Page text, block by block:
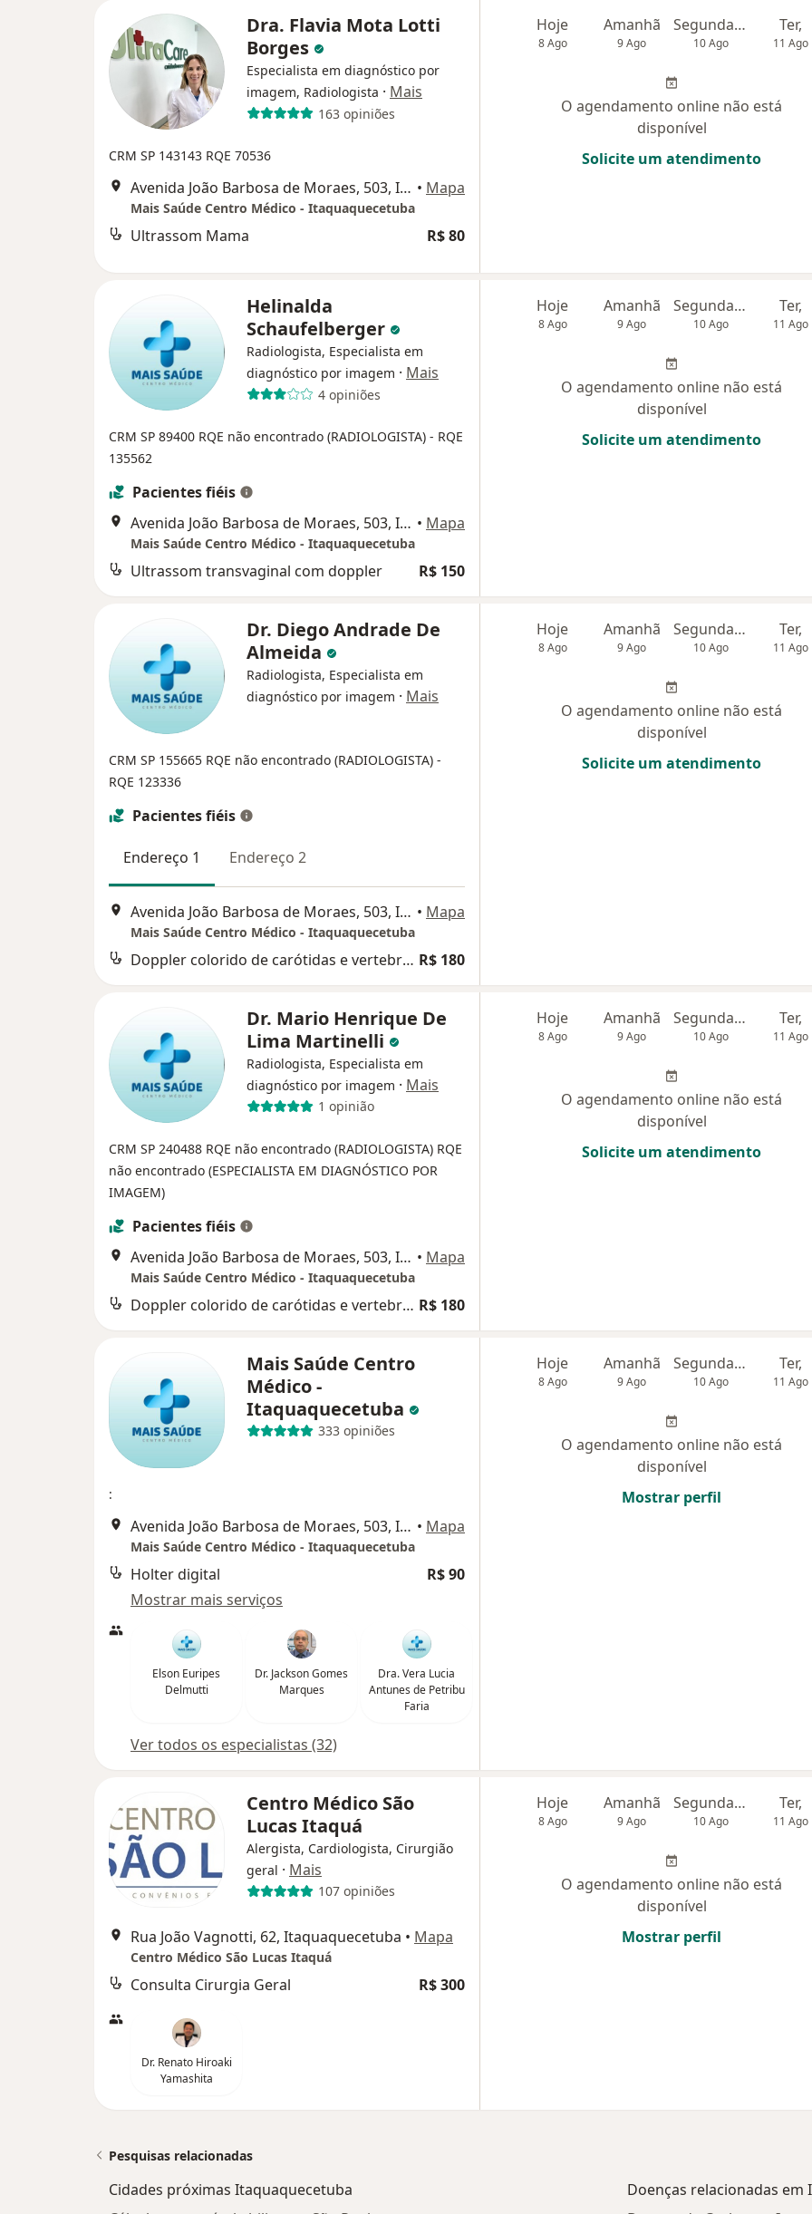
Dra. Flavia Mota Lotti
Borges
Especialista em diagnóstico por
imagem, Radiologista · Mais
163 opiniões
CRM SP 143143 RQE 70536
Avenida João Barbosa de Moraes, 503, Itaquaquecetuba • Mapa
Mais Saúde Centro Médico - Itaquaquecetuba
Ultrassom Mama R$ 80
Hoje
8 Ago
Amanhã
9 Ago
Segunda-feira
10 Ago
Ter,
11 Ago
O agendamento online não está
disponível
Solicite um atendimento
Helinalda
Schaufelberger
Radiologista, Especialista em
diagnóstico por imagem · Mais
4 opiniões
CRM SP 89400 RQE não encontrado (RADIOLOGISTA) - RQE
135562
Pacientes fiéis
Avenida João Barbosa de Moraes, 503, Itaquaquecetuba • Mapa
Mais Saúde Centro Médico - Itaquaquecetuba
Ultrassom transvaginal com doppler R$ 150
Hoje
8 Ago
Amanhã
9 Ago
Segunda-feira
10 Ago
Ter,
11 Ago
O agendamento online não está
disponível
Solicite um atendimento
Dr. Diego Andrade De
Almeida
Radiologista, Especialista em
diagnóstico por imagem · Mais
CRM SP 155665 RQE não encontrado (RADIOLOGISTA) -
RQE 123336
Pacientes fiéis
Endereço 1 Endereço 2
Avenida João Barbosa de Moraes, 503, Itaquaquecetuba • Mapa
Mais Saúde Centro Médico - Itaquaquecetuba
Doppler colorido de carótidas e vertebrais R$ 180
Hoje
8 Ago
Amanhã
9 Ago
Segunda-feira
10 Ago
Ter,
11 Ago
O agendamento online não está
disponível
Solicite um atendimento
Dr. Mario Henrique De
Lima Martinelli
Radiologista, Especialista em
diagnóstico por imagem · Mais
1 opinião
CRM SP 240488 RQE não encontrado (RADIOLOGISTA) RQE
não encontrado (ESPECIALISTA EM DIAGNÓSTICO POR
IMAGEM)
Pacientes fiéis
Avenida João Barbosa de Moraes, 503, Itaquaquecetuba • Mapa
Mais Saúde Centro Médico - Itaquaquecetuba
Doppler colorido de carótidas e vertebrais R$ 180
Hoje
8 Ago
Amanhã
9 Ago
Segunda-feira
10 Ago
Ter,
11 Ago
O agendamento online não está
disponível
Solicite um atendimento
Mais Saúde Centro
Médico -
Itaquaquecetuba
333 opiniões
:
Avenida João Barbosa de Moraes, 503, Itaquaquecetuba • Mapa
Mais Saúde Centro Médico - Itaquaquecetuba
Holter digital
R$ 90
Mostrar mais serviços
Elson Euripes
Delmutti
Dr. Jackson Gomes
Marques
Dra. Vera Lucia
Antunes de Petribu
Faria
Ver todos os especialistas (32)
Hoje
8 Ago
Amanhã
9 Ago
Segunda-feira
10 Ago
Ter,
11 Ago
O agendamento online não está
disponível
Mostrar perfil
Centro Médico São
Lucas Itaquá
Alergista, Cardiologista, Cirurgião
geral · Mais
107 opiniões
Rua João Vagnotti, 62, Itaquaquecetuba • Mapa
Centro Médico São Lucas Itaquá
Consulta Cirurgia Geral R$ 300
Dr. Renato Hiroaki
Yamashita
Hoje
8 Ago
Amanhã
9 Ago
Segunda-feira
10 Ago
Ter,
11 Ago
O agendamento online não está
disponível
Mostrar perfil
Pesquisas relacionadas
Cidades próximas Itaquaquecetuba
Doenças relacionadas em